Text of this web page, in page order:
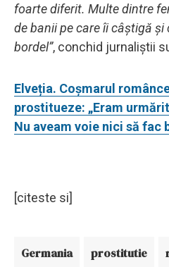
foarte diferit. Multe dintre
de banii pe care îi câștigă
bordel”, conchid jurnaliștii
Elveția. Coșmarul
prostitueze: „Eram
Nu aveam voie nici să fac
[citeste si]
Germania prostitutie